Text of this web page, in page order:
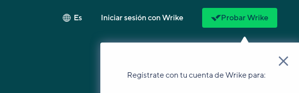
Es Iniciar sesión con Wrike Probar Wrike
Regístrate con tu cuenta de Wrike para: